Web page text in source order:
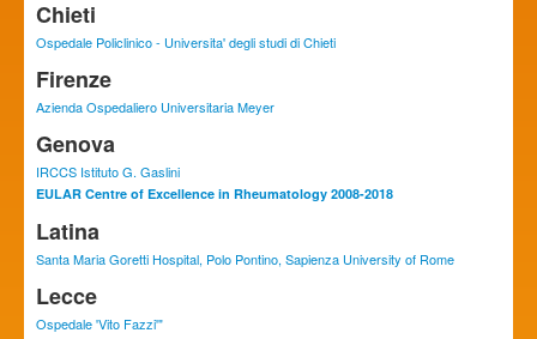
Chieti
Ospedale Policlinico - Universita' degli studi di Chieti
Firenze
Azienda Ospedaliero Universitaria Meyer
Genova
IRCCS Istituto G. Gaslini
EULAR Centre of Excellence in Rheumatology 2008-2018
Latina
Santa Maria Goretti Hospital, Polo Pontino, Sapienza University of Rome
Lecce
Ospedale 'Vito Fazzi'"